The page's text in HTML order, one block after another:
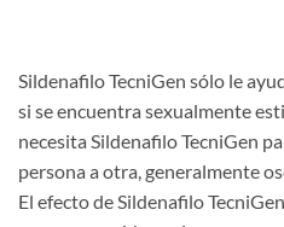
Sildenafilo TecniGen sólo le
si se encuentra sexualmente
necesita Sildenafilo TecniGen
persona a otra, generalmente
El efecto de Sildenafilo